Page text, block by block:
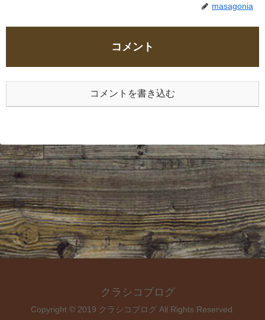
masagonia
コメント
コメントを書き込む
クラシコブログ
Copyright © 2019 クラシコブログ All Rights Reserved.